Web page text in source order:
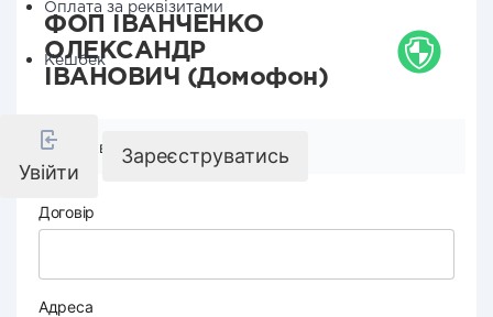
Оплата за реквізитами
Кешбек
Увійти
Зареєструватись
ФОП ІВАНЧЕНКО
ОЛЕКСАНДР
ІВАНОВИЧ (Домофон)
Реквізити компанії
Договір
Адреса